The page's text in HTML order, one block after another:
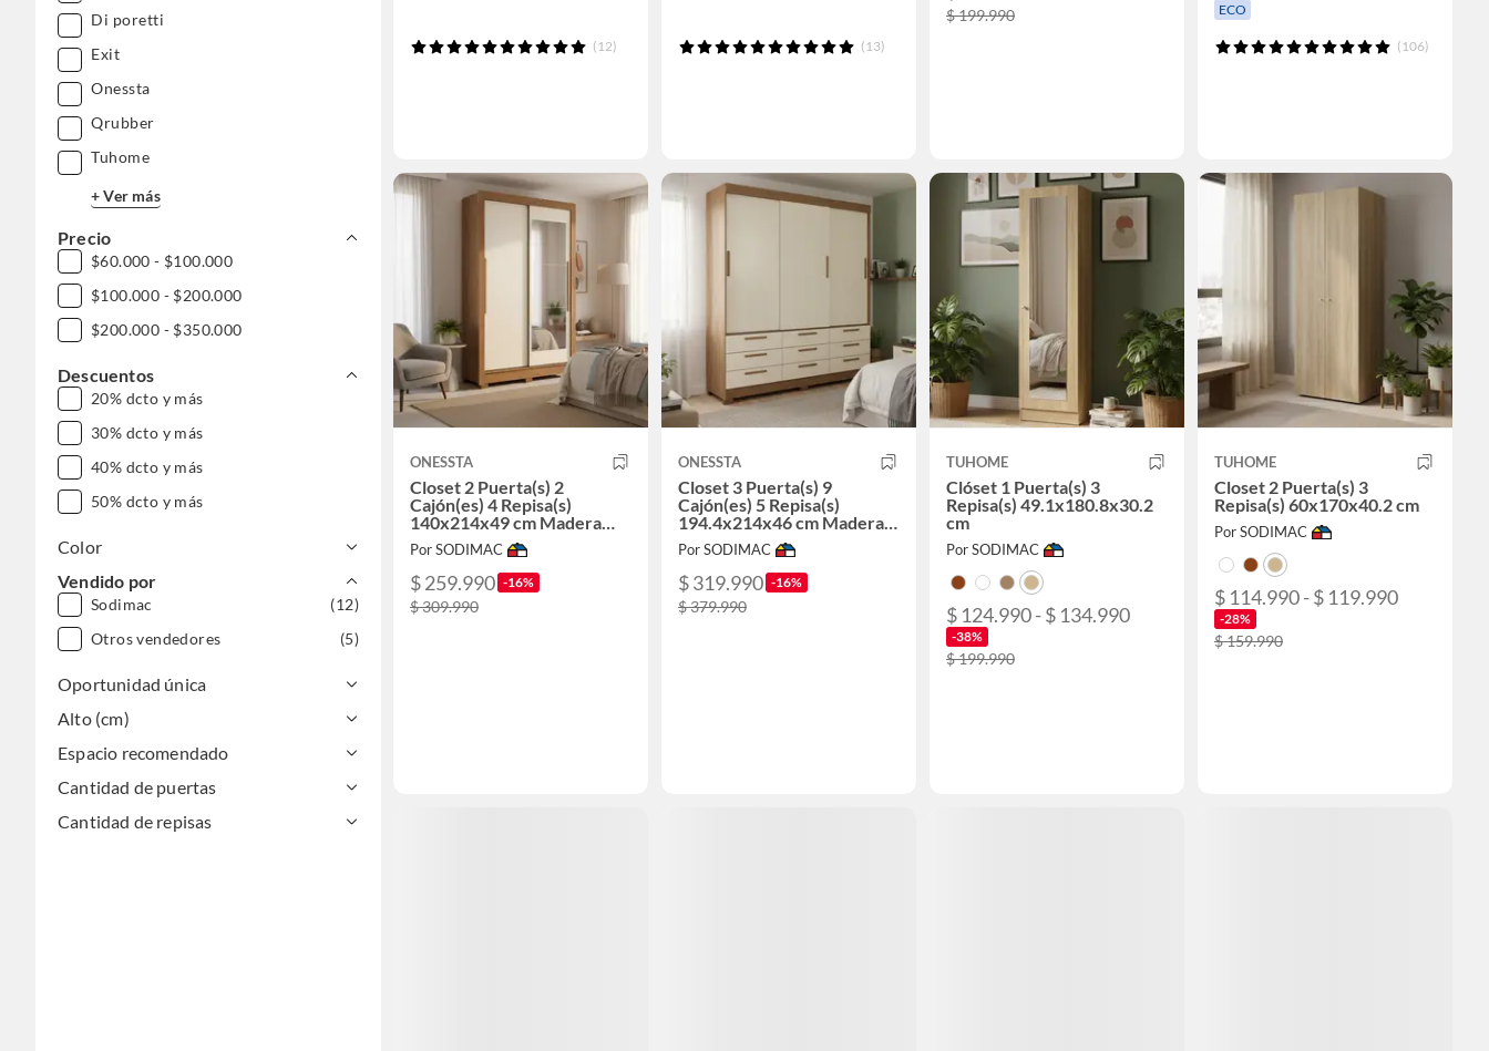
Di poretti
Exit
Onessta
Qrubber
Tuhome
+ Ver más
Precio
$60.000 - $100.000
$100.000 - $200.000
$200.000 - $350.000
Descuentos
20% dcto y más
30% dcto y más
40% dcto y más
50% dcto y más
Color
Vendido por
Sodimac
(12)
Otros vendedores
(5)
Oportunidad única
Alto (cm)
Espacio recomendado
Cantidad de puertas
Cantidad de repisas
(12) (13)
$ 199.990 ECO
(106)
ONESSTA
Closet 2 Puerta(s) 2
Cajón(es) 4 Repisa(s)
140x214x49 cm Madera
Natural
Por SODIMAC
$ 259.990 -16%
$ 309.990
ONESSTA
Closet 3 Puerta(s) 9
Cajón(es) 5 Repisa(s)
194.4x214x46 cm Madera
Natural
Por SODIMAC
$ 319.990 -16%
$ 379.990
TUHOME
Clóset 1 Puerta(s) 3
Repisa(s) 49.1x180.8x30.2
cm
Por SODIMAC
$ 124.990 - $ 134.990
-38%
$ 199.990
TUHOME
Closet 2 Puerta(s) 3
Repisa(s) 60x170x40.2 cm
Por SODIMAC
$ 114.990 - $ 119.990
-28%
$ 159.990